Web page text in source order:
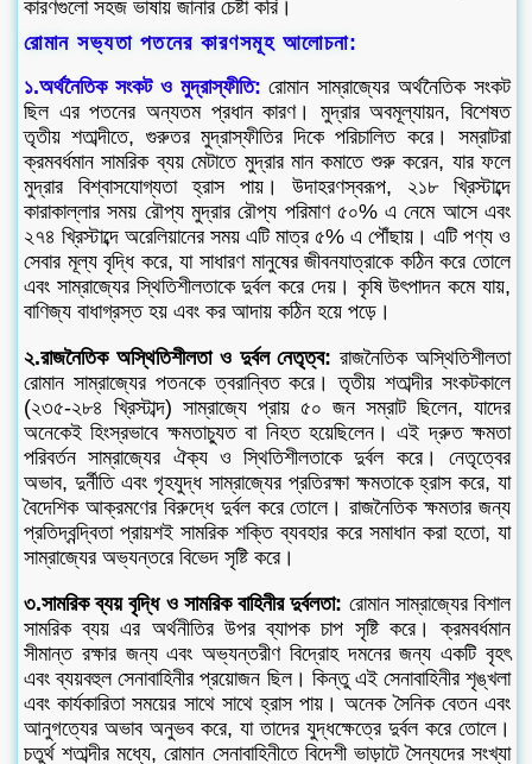
কারণগুলো সহজ ভাষায় জানার চেষ্টা করি।
রোমান সভ্যতা পতনের কারণসমূহ আলোচনা:
১.অর্থনৈতিক সংকট ও মুদ্রাস্ফীতি:রোমান সাম্রাজ্যের অর্থনৈতিক সংকট
ছিল এর পতনের অন্যতম প্রধান কারণ। মুদ্রার অবমূল্যায়ন, বিশেষত
তৃতীয় শতাব্দীতে, গুরুতর মুদ্রাস্ফীতির দিকে পরিচালিত করে। সম্রাটরা
ক্রমবর্ধমান সামরিক ব্যয় মেটাতে মুদ্রার মান কমাতে শুরু করেন, যার ফলে
মুদ্রার বিশ্বাসযোগ্যতা হ্রাস পায়। উদাহরণস্বরূপ, ২১৮ খ্রিস্টাব্দে
কারাকাল্লার সময় রৌপ্য মুদ্রার রৌপ্য পরিমাণ ৫০% এ নেমে আসে এবং
২৭৪ খ্রিস্টাব্দে অরেলিয়ানের সময় এটি মাত্র ৫% এ পৌঁছায়। এটি পণ্য ও
সেবার মূল্য বৃদ্ধি করে, যা সাধারণ মানুষের জীবনযাত্রাকে কঠিন করে তোলে
এবং সাম্রাজ্যের স্থিতিশীলতাকে দুর্বল করে দেয়। কৃষি উৎপাদন কমে যায়,
বাণিজ্য বাধাগ্রস্ত হয় এবং কর আদায় কঠিন হয়ে পড়ে।
২.রাজনৈতিক অস্থিতিশীলতা ও দুর্বল নেতৃত্ব:রাজনৈতিক অস্থিতিশীলতা
রোমান সাম্রাজ্যের পতনকে ত্বরান্বিত করে। তৃতীয় শতাব্দীর সংকটকালে
(২৩৫-২৮৪ খ্রিস্টাব্দ) সাম্রাজ্যে প্রায় ৫০ জন সম্রাট ছিলেন, যাদের
অনেকেই হিংস্রভাবে ক্ষমতাচ্যুত বা নিহত হয়েছিলেন। এই দ্রুত ক্ষমতা
পরিবর্তন সাম্রাজ্যের ঐক্য ও স্থিতিশীলতাকে দুর্বল করে। নেতৃত্বের
অভাব, দুর্নীতি এবং গৃহযুদ্ধ সাম্রাজ্যের প্রতিরক্ষা ক্ষমতাকে হ্রাস করে, যা
বৈদেশিক আক্রমণের বিরুদ্ধে দুর্বল করে তোলে। রাজনৈতিক ক্ষমতার জন্য
প্রতিদ্বন্দ্বিতা প্রায়শই সামরিক শক্তি ব্যবহার করে সমাধান করা হতো, যা
সাম্রাজ্যের অভ্যন্তরে বিভেদ সৃষ্টি করে।
৩.সামরিক ব্যয় বৃদ্ধি ও সামরিক বাহিনীর দুর্বলতা: রোমান সাম্রাজ্যের বিশাল
সামরিক ব্যয় এর অর্থনীতির উপর ব্যাপক চাপ সৃষ্টি করে। ক্রমবর্ধমান
সীমান্ত রক্ষার জন্য এবং অভ্যন্তরীণ বিদ্রোহ দমনের জন্য একটি বৃহৎ
এবং ব্যয়বহুল সেনাবাহিনীর প্রয়োজন ছিল। কিন্তু এই সেনাবাহিনীর শৃঙ্খলা
এবং কার্যকারিতা সময়ের সাথে সাথে হ্রাস পায়। অনেক সৈনিক বেতন এবং
আনুগত্যের অভাব অনুভব করে, যা তাদের যুদ্ধক্ষেত্রে দুর্বল করে তোলে।
চতুর্থ শতাব্দীর মধ্যে, রোমান সেনাবাহিনীতে বিদেশী ভাড়াটে সৈন্যদের সংখ্যা